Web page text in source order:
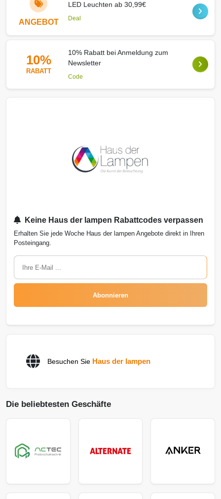
ANGEBOT
LED Leuchten ab 30,99€
Deal
10%
RABATT
10% Rabatt bei Anmeldung zum
Newsletter
Code
Keine Haus der lampen Rabattcodes verpassen
Erhalten Sie jede Woche Haus der lampen Angebote direkt in Ihren
Posteingang.
Abonnieren
Besuchen Sie Haus der lampen
Die beliebtesten Geschäfte